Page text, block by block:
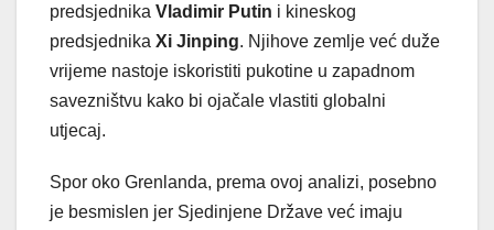
predsjednika Vladimir Putin i kineskog
predsjednika Xi Jinping. Njihove zemlje već duže
vrijeme nastoje iskoristiti pukotine u zapadnom
savezništvu kako bi ojačale vlastiti globalni
utjecaj.
Spor oko Grenlanda, prema ovoj analizi, posebno
je besmislen jer Sjedinjene Države već imaju